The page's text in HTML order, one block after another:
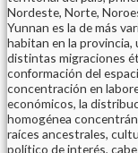
Nordeste, Norte,
Yunnan es la de más
habitan en la provincia,
distintas migraciones
conformación del
concentración en
económicos, la
homogénea
raíces ancestrales,
político de interés,